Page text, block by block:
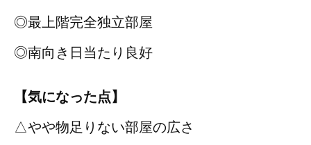
◎最上階完全独立部屋
◎南向き日当たり良好
【気になった点】
△やや物足りない部屋の広さ